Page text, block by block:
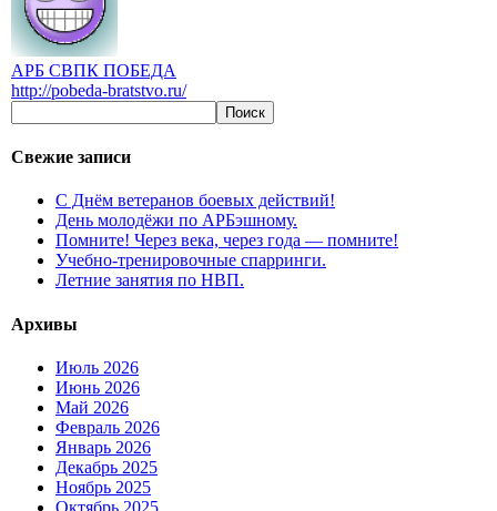
АРБ СВПК ПОБЕДА
http://pobeda-bratstvo.ru/
Свежие записи
С Днём ветеранов боевых действий!
День молодёжи по АРБэшному.
Помните! Через века, через года — помните!
Учебно-тренировочные спарринги.
Летние занятия по НВП.
Архивы
Июль 2026
Июнь 2026
Май 2026
Февраль 2026
Январь 2026
Декабрь 2025
Ноябрь 2025
Октябрь 2025